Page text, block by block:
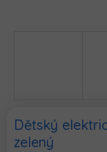
Dětský
zelený